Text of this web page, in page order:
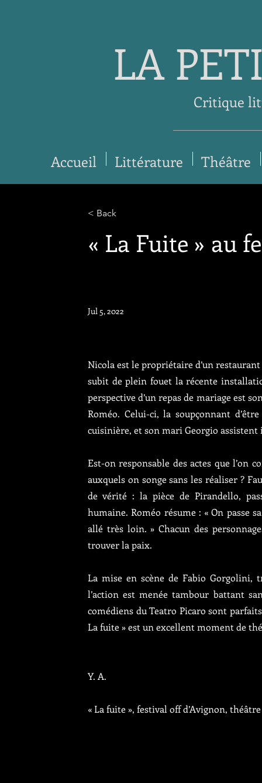
LA
Critique
Accueil Littérature Théâtre
< Back
« La Fuite » au
Jul 5, 2022
Nicola est le propriétaire d’un
subit de plein fouet la récente
perspective d’un repas de mariage est
Roméo. Celui-ci, la soupçonnant
cuisinière, et son mari Georgio assistent
Est-on responsable des actes que l’on
auxquels on songe sans les réaliser ?
de vérité : la pièce de Pirandello,
humaine. Roméo résume : « On passe
allé très loin. » Chacun des
trouver la paix.
La mise en scène de Fabio Gorgolini,
l’action est menée tambour battant
comédiens du Teatro Picaro sont
La fuite » est un excellent moment de
Y. A.
« La fuite », festival off d’Avignon,